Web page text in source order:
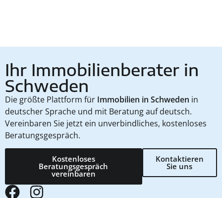
Ihr Immobilienberater in
Schweden
Die größte Plattform für Immobilien in Schweden in
deutscher Sprache und mit Beratung auf deutsch.
Vereinbaren Sie jetzt ein unverbindliches, kostenloses
Beratungsgespräch.
Kostenloses
Beratungsgespräch
vereinbaren
Kontaktieren
Sie uns